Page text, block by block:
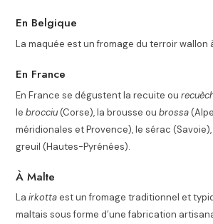
En Belgique
La maquée est un fromage du terroir wallon
En France
En France se dégustent la recuite ou
lebrocciu(Corse), la brousse oubrossa
méridionales et Provence), le sérac
greuil (Hautes-Pyrénées).
À Malte
Lairkottaest un fromage traditionnel et
maltais sous forme d’une fabrication